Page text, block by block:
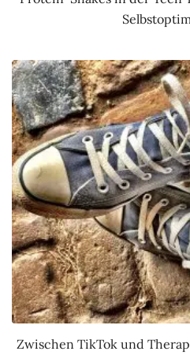
Zwischen TikTok und